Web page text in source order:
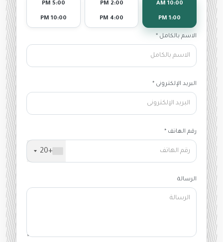
10:00 AM
1:00 PM
2:00 PM
4:00 PM
5:00 PM
10:00 PM
الاسم بالكامل *
البريد الإلكترونى *
رقم الهاتف *
+20
الرسالة